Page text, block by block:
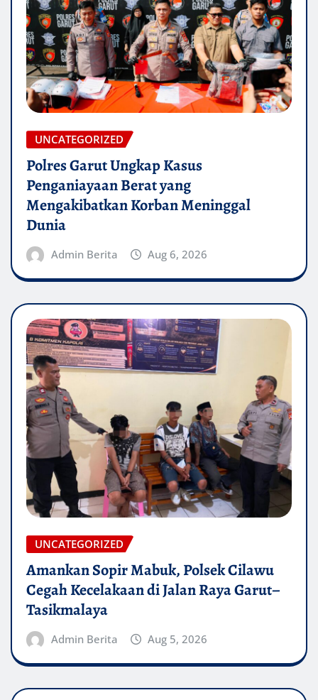
UNCATEGORIZED
Polres Garut Ungkap Kasus
Penganiayaan Berat yang
Mengakibatkan Korban Meninggal
Dunia
Admin Berita Aug 6, 2026
UNCATEGORIZED
Amankan Sopir Mabuk, Polsek Cilawu
Cegah Kecelakaan di Jalan Raya Garut–
Tasikmalaya
Admin Berita Aug 5, 2026